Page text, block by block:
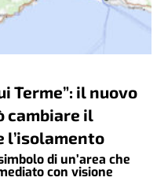
Terme”: il nuovo
cambiare il
di un’area che
con visione